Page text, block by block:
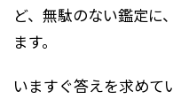
ど、無駄のない鑑定に
ます。
いますぐ答えを求めて